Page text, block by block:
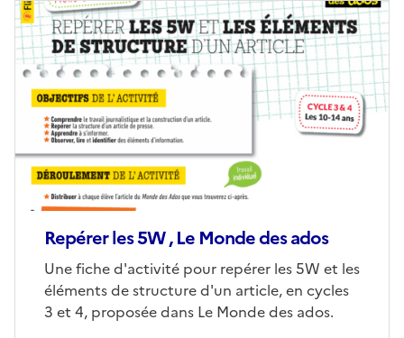
Repérer les 5W , Le Monde des ados
Corps
Une fiche d'activité pour repérer les 5W et les
éléments de structure d'un article, en cycles
3 et 4, proposée dans Le Monde des ados.
Image
de
couverture
(conseillée)